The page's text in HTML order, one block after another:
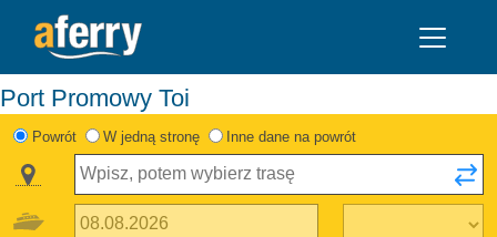
Port Promowy Toi
Powrót W jedną stronę Inne dane na powrót